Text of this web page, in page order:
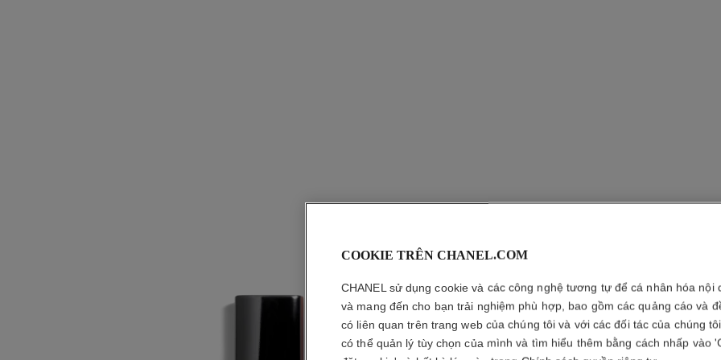
Son Màu cho
Xem thêm chi tiết
Tham chiếu
COOKIE TRÊN CHANEL.COM
CHANEL sử dụng cookie và các công nghệ tương tự để cá nhân hóa nội
và mang đến cho bạn trải nghiệm phù hợp, bao gồm các quảng cáo và
có liên quan trên trang web của chúng tôi và với các đối tác của chúng
có thể quản lý tùy chọn của mình và tìm hiểu thêm bằng cách nhấp vào